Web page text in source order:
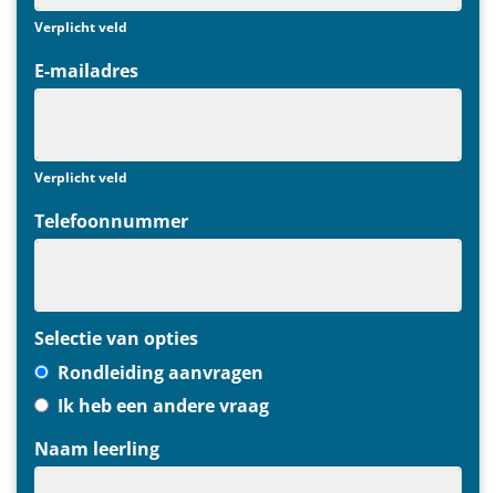
Verplicht veld
E-mailadres
Verplicht veld
Telefoonnummer
Selectie van opties
Rondleiding aanvragen
Ik heb een andere vraag
Naam leerling